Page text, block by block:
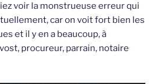
voir la monstrueuse erreur qui
car on voit fort bien les
et il y en a beaucoup, à
procureur, parrain, notaire